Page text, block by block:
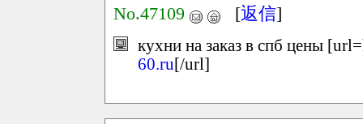
No.47109
[返信]
кухни на заказ в спб цены [url=
60.ru [/url]